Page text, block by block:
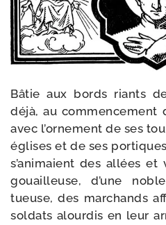
Bâtie aux bords riants
déjà, au com­mencement
avec l’ornement de ses
églises et de ses
s’animaient des allées et
gouailleuse, d’une
tueuse, des mar­chands
sol­dats alour­dis en leur